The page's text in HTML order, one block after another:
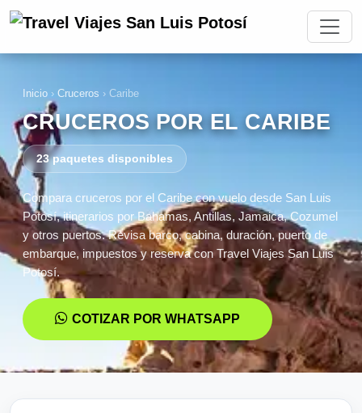
Inicio › Cruceros › Caribe
CRUCEROS POR EL CARIBE
23 paquetes disponibles
Compara cruceros por el Caribe con vuelo desde San Luis
Potosí, itinerarios por Bahamas, Antillas, Jamaica, Cozumel
y otros puertos. Revisa barco, cabina, duración, puerto de
embarque, impuestos y reserva con Travel Viajes San Luis
Potosí.
COTIZAR POR WHATSAPP